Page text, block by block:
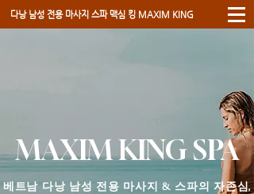
​다낭 남성 전용 마사지 스파 ​맥심 킹 MAXIM KING
MAXIM KING SPA
베트남 ​다낭 남성 전용 마사지 & 스파의 자존심,